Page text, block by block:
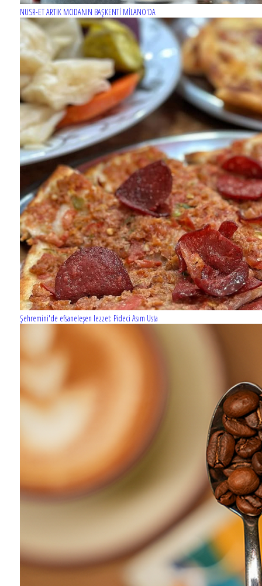
NUSR-ET ARTIK MODANIN BAŞKENTİ MİLANO'DA
Şehremini'de efsaneleşen lezzet: Pideci Asım Usta